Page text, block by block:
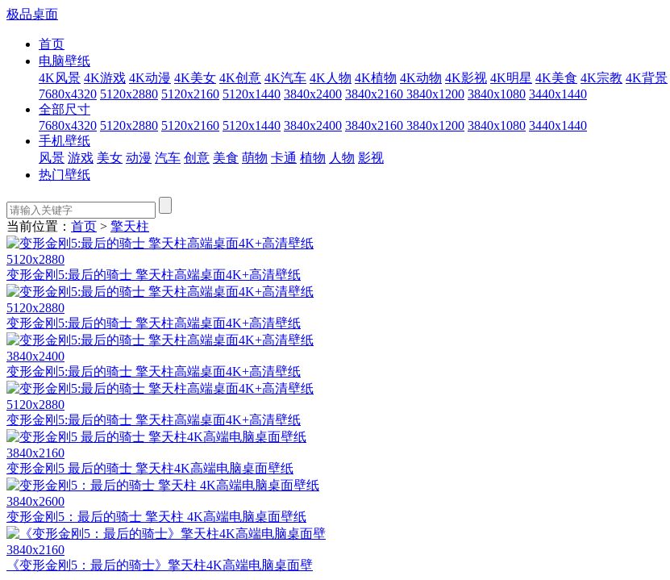
极品桌面
首页
电脑壁纸
4K风景 4K游戏 4K动漫 4K美女 4K创意 4K汽车 4K人物 4K植物 4K动物 4K影视 4K明星 4K美食 4K宗教 4K背景
7680x4320 5120x2880 5120x2160 5120x1440 3840x2400 3840x2160 3840x1200 3840x1080 3440x1440
全部尺寸
7680x4320 5120x2880 5120x2160 5120x1440 3840x2400 3840x2160 3840x1200 3840x1080 3440x1440
手机壁纸
风景 游戏 美女 动漫 汽车 创意 美食 萌物 卡通 植物 人物 影视
热门壁纸
当前位置： 首页 > 擎天柱
5120x2880
变形金刚5:最后的骑士 擎天柱高端桌面4K+高清壁纸
5120x2880
变形金刚5:最后的骑士 擎天柱高端桌面4K+高清壁纸
3840x2400
变形金刚5:最后的骑士 擎天柱高端桌面4K+高清壁纸
5120x2880
变形金刚5:最后的骑士 擎天柱高端桌面4K+高清壁纸
3840x2160
变形金刚5 最后的骑士 擎天柱4K高端电脑桌面壁纸
3840x2600
变形金刚5：最后的骑士 擎天柱 4K高端电脑桌面壁纸
3840x2160
《变形金刚5：最后的骑士》擎天柱4K高端电脑桌面壁